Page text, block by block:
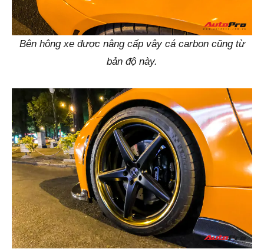
Bên hông xe được nâng cấp vây cá carbon cũng từ
bản độ này.